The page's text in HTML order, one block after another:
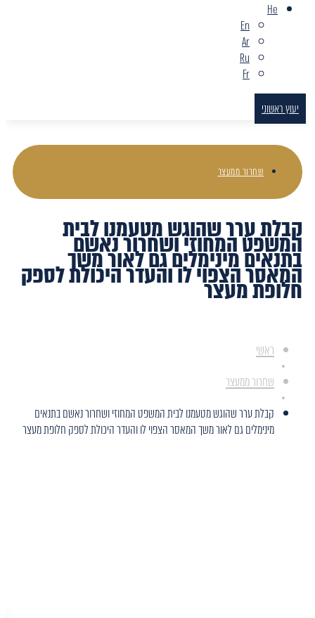
He
En
Ar
Ru
Fr
יעוץ ראשוני
שחרור ממעצר
קבלת ערר שהוגש מטעמנו לבית
המשפט המחוזי ושחרור נאשם
בתנאים מינימלים גם לאור משך
המאסר הצפוי לו והעדר היכולת לספק
חלופת מעצר
ראשי
שחרור ממעצר
קבלת ערר שהוגש מטעמנו לבית המשפט המחוזי ושחרור נאשם בתנאים
מינימלים גם לאור משך המאסר הצפוי לו והעדר היכולת לספק חלופת מעצר